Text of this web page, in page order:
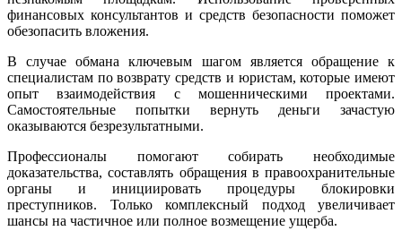
финансовых консультантов и средств безопасности поможет
обезопасить вложения.
В случае обмана ключевым шагом является обращение к
специалистам по возврату средств и юристам, которые имеют
опыт взаимодействия с мошенническими проектами.
Самостоятельные попытки вернуть деньги зачастую
оказываются безрезультатными.
Профессионалы помогают собирать необходимые
доказательства, составлять обращения в правоохранительные
органы и инициировать процедуры блокировки
преступников. Только комплексный подход увеличивает
шансы на частичное или полное возмещение ущерба.